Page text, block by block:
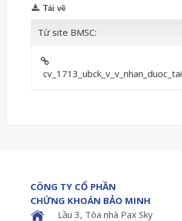
Tải về
Từ site BMSC:
CÔNG TY CỔ PHẦN
CHỨNG KHOÁN BẢO MINH
Lầu 3, Tòa nhà Pax Sky